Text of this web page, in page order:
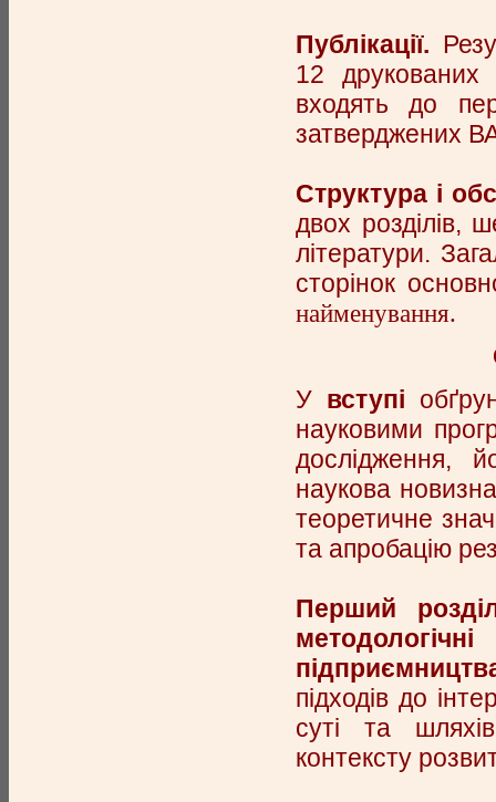
Публікації.
12
входять до
затверджених
Структура і
двох розділів,
літератури.
сторінок
найменування.
У вступі
науковими
дослідження,
наукова
теоретичне
та апробацію
Перший
підходів до
суті та
контексту